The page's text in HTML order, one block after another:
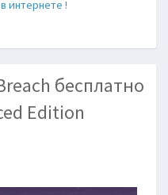
интернете !
бесплатно
Edition